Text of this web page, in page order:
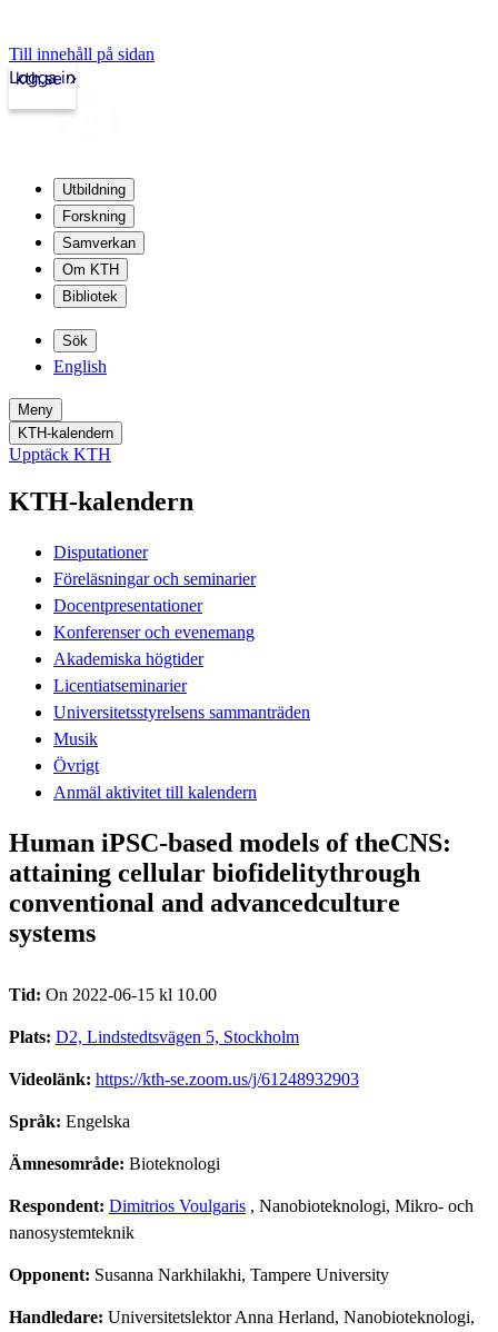
Till innehåll på sidan
kth.se
Logga in
Utbildning
Forskning
Samverkan
Om KTH
Bibliotek
Sök
English
Meny
KTH-kalendern
Upptäck KTH
KTH-kalendern
Disputationer
Föreläsningar och seminarier
Docentpresentationer
Konferenser och evenemang
Akademiska högtider
Licentiatseminarier
Universitetsstyrelsens sammanträden
Musik
Övrigt
Anmäl aktivitet till kalendern
Human iPSC-based models of theCNS:
attaining cellular biofidelitythrough
conventional and advancedculture
systems
Tid: On 2022-06-15 kl 10.00
Plats: D2, Lindstedtsvägen 5, Stockholm
Videolänk: https://kth-se.zoom.us/j/61248932903
Språk: Engelska
Ämnesområde: Bioteknologi
Respondent: Dimitrios Voulgaris , Nanobioteknologi, Mikro- och
nanosystemteknik
Opponent: Susanna Narkhilakhi, Tampere University
Handledare: Universitetslektor Anna Herland, Nanobioteknologi,